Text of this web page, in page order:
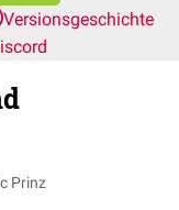
Versionsgeschichte
Prinz